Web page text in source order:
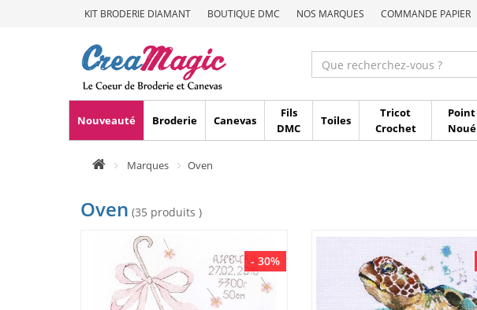
KIT BRODERIE DIAMANT BOUTIQUE DMC NOS MARQUES COMMANDE PAPIER
Nouveauté Broderie Canevas
Fils
DMC
Toiles
Tricot
Crochet
Point
Noué
Marques Oven
Oven (35 produits )
- 30%